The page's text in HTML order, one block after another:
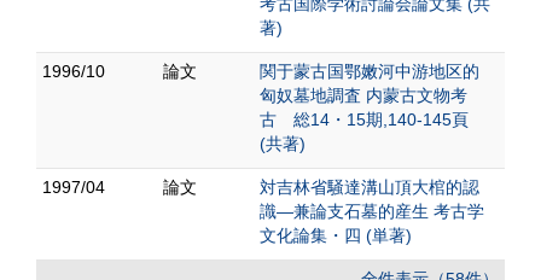
著)
1996/10 論文
関于蒙古国鄂嫩河中游地区的
匈奴墓地調査 内蒙古文物考
古 総14・15期,140-145頁
(共著)
1997/04 論文
対吉林省騒達溝山頂大棺的認
識―兼論支石墓的産生 考古学
文化論集・四 (単著)